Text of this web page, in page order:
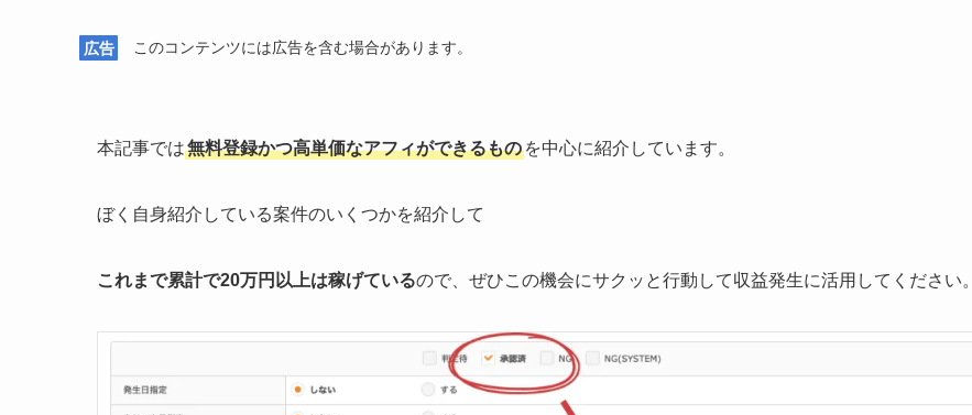
広告 このコンテンツには広告を含む場合があります。
本記事では無料登録かつ高単価なアフィができるもの を中心に紹介しています。
ぼく自身紹介している案件のいくつかを紹介して
これまで累計で20万円以上は稼げているので、ぜひこの機会にサクッと行動して収益発生に活用してください。